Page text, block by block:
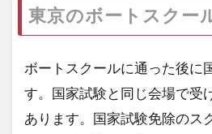
東京のボートスクー
ボートスクールに通った後に
す。国家試験と同じ会場で受
あります。国家試験免除のス